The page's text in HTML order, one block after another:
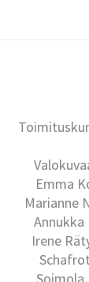
Emma
Marianne
Annukka
Irene